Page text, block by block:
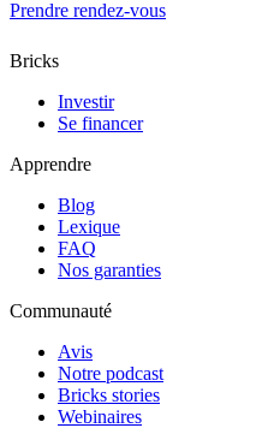
Prendre rendez-vous
Bricks
Investir
Se financer
Apprendre
Blog
Lexique
FAQ
Nos garanties
Communauté
Avis
Notre podcast
Bricks stories
Webinaires